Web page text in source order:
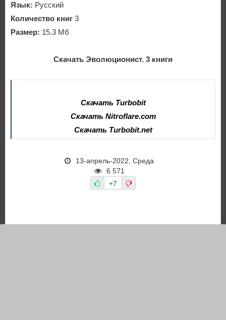
Язык: Русский
Количество книг 3
Размер: 15.3 Мб
Скачать Эволюционист. 3 книги
Скачать Turbobit
Скачать Nitroflare.com
Скачать Turbobit.net
13-апрель-2022, Среда
6 571
+7